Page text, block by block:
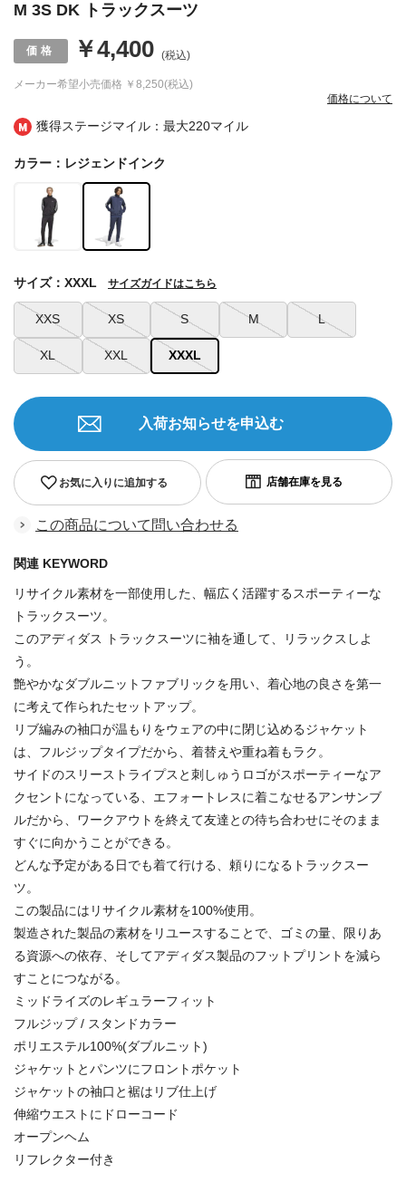
獲得ステージマイル：最大220マイル
M 3S DK トラックスーツ
メーカー希望小売価格 ￥8,250(税込)
￥4,400 (税込)
価格について
カラー：レジェンドインク
XXS XS S M L
XL XXL XXXL
サイズ：XXXL サイズガイドはこちら
お気に入りに追加する
入荷お知らせを申込む
この商品について問い合わせる
関連 KEYWORD
リサイクル素材を一部使用した、幅広く活躍するスポーティーな
トラックスーツ。
このアディダス トラックスーツに袖を通して、リラックスしよ
う。
艶やかなダブルニットファブリックを用い、着心地の良さを第一
に考えて作られたセットアップ。
リブ編みの袖口が温もりをウェアの中に閉じ込めるジャケット
は、フルジップタイプだから、着替えや重ね着もラク。
サイドのスリーストライプスと刺しゅうロゴがスポーティーなア
クセントになっている、エフォートレスに着こなせるアンサンブ
ルだから、ワークアウトを終えて友達との待ち合わせにそのまま
すぐに向かうことができる。
どんな予定がある日でも着て行ける、頼りになるトラックスー
ツ。
この製品にはリサイクル素材を100%使用。
製造された製品の素材をリユースすることで、ゴミの量、限りあ
る資源への依存、そしてアディダス製品のフットプリントを減ら
すことにつながる。
ミッドライズのレギュラーフィット
フルジップ / スタンドカラー
ポリエステル100%(ダブルニット)
ジャケットとパンツにフロントポケット
ジャケットの袖口と裾はリブ仕上げ
伸縮ウエストにドローコード
オープンヘム
リフレクター付き